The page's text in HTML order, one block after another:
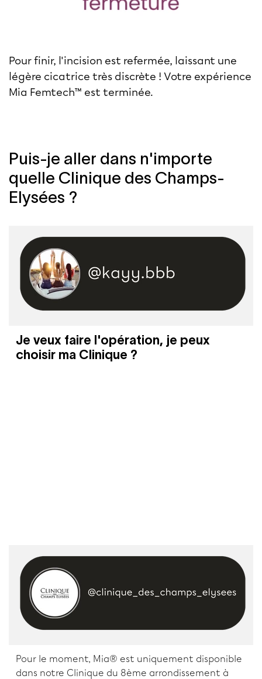
Pour finir, l'incision est refermée, laissant une
légère cicatrice très discrète ! Votre expérience
Mia Femtech™ est terminée.
Puis-je aller dans n'importe
quelle Clinique des Champs-
Elysées ?
Je veux faire l'opération, je peux
choisir ma Clinique ?
Pour le moment, Mia® est uniquement disponible
dans notre Clinique du 8ème arrondissement à